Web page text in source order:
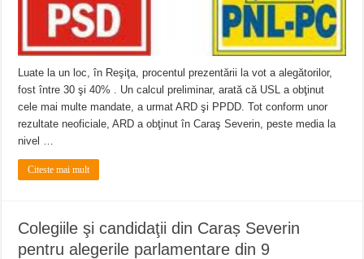
Luate la un loc, în Reşiţa, procentul prezentării la vot a alegătorilor,
fost între 30 şi 40% . Un calcul preliminar, arată că USL a obţinut
cele mai multe mandate, a urmat ARD şi PPDD. Tot conform unor
rezultate neoficiale, ARD a obţinut în Caraş Severin, peste media la
nivel …
Citeste mai mult
Colegiile şi candidaţii din Caraș Severin
pentru alegerile parlamentare din 9